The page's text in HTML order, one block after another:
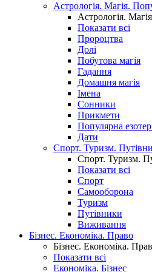
Астрологія. Магія.
Астрологія.
Показати всі
Пророцтва
Долі
Побутова магія
Гадання
Домашня магія
Імена
Сонники
Прикмети
Популярна
Дати
Спорт. Туризм.
Спорт. Туризм.
Показати всі
Спорт
Самооборона
Туризм
Путівники
Виживання
Бізнес. Економіка. Право
Бізнес. Економіка.
Показати всі
Економіка. Бізнес